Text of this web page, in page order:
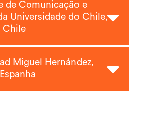
de Comunicação e
Universidade do Chile,
Chile
Miguel Hernández,